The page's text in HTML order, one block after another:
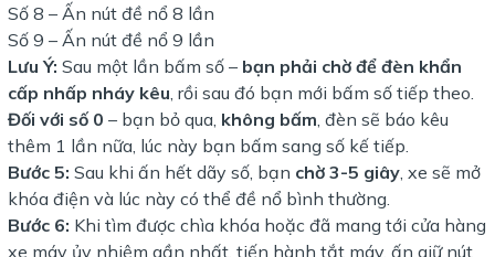
Số 8 – Ấn nút đề nổ 8 lần
Số 9 – Ấn nút đề nổ 9 lần
Lưu Ý: Sau một lần bấm số – bạn phải chờ để đèn khẩn
cấp nhấp nháy kêu, rồi sau đó bạn mới bấm số tiếp theo.
Đối với số 0 – bạn bỏ qua, không bấm, đèn sẽ báo kêu
thêm 1 lần nữa, lúc này bạn bấm sang số kế tiếp.
Bước 5: Sau khi ấn hết dãy số, bạn chờ 3-5 giây, xe sẽ mở
khóa điện và lúc này có thể đề nổ bình thường.
Bước 6: Khi tìm được chìa khóa hoặc đã mang tới cửa hàng
xe máy ủy nhiệm gần nhất, tiến hành tắt máy, ấn giữ nút